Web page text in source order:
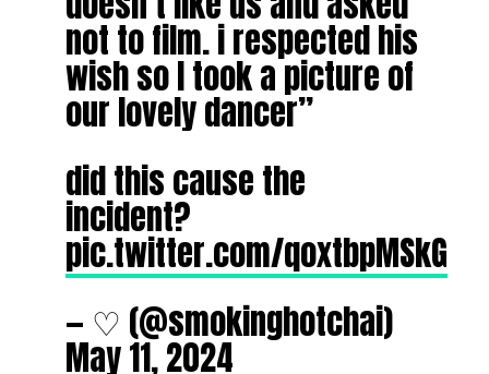
not to film. i respected his
wish so I took a picture of
our lovely dancer”
did this cause the
incident?
pic.twitter.com/qoxtbpMSkG
— ♡ (@smokinghotchai)
May 11, 2024